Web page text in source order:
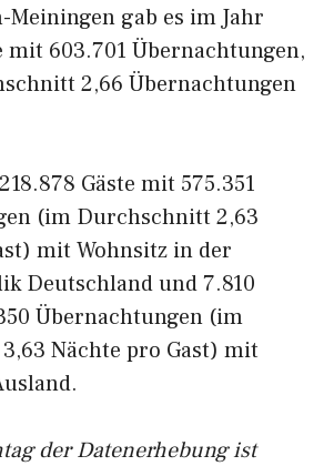
Meiningen gab es im Jahr
mit 603.701 Übernachtungen,
2,66 Übernachtungen
Gäste mit 575.351
(im Durchschnitt 2,63
mit Wohnsitz in der
Deutschland und 7.810
Übernachtungen (im
Nächte pro Gast) mit
der Datenerhebung ist